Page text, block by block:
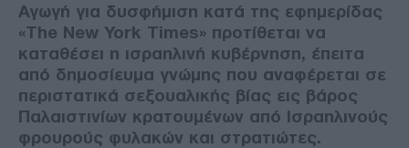
Αγωγή για δυσφήμιση κατά της εφημερίδας
«The New York Times» προτίθεται να
καταθέσει η ισραηλινή κυβέρνηση, έπειτα
από δημοσίευμα γνώμης που αναφέρεται σε
περιστατικά σεξουαλικής βίας εις βάρος
Παλαιστινίων κρατουμένων από Ισραηλινούς
φρουρούς φυλακών και στρατιώτες.